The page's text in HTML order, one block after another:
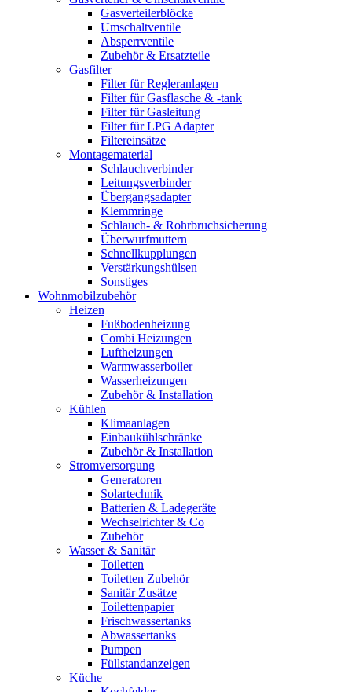
Gasverteilerblöcke
Umschaltventile
Absperrventile
Zubehör & Ersatzteile
Gasfilter
Filter für Regleranlagen
Filter für Gasflasche & -tank
Filter für Gasleitung
Filter für LPG Adapter
Filtereinsätze
Montagematerial
Schlauchverbinder
Leitungsverbinder
Übergangsadapter
Klemmringe
Schlauch- & Rohrbruchsicherung
Überwurfmuttern
Schnellkupplungen
Verstärkungshülsen
Sonstiges
Wohnmobilzubehör
Heizen
Fußbodenheizung
Combi Heizungen
Luftheizungen
Warmwasserboiler
Wasserheizungen
Zubehör & Installation
Kühlen
Klimaanlagen
Einbaukühlschränke
Zubehör & Installation
Stromversorgung
Generatoren
Solartechnik
Batterien & Ladegeräte
Wechselrichter & Co
Zubehör
Wasser & Sanitär
Toiletten
Toiletten Zubehör
Sanitär Zusätze
Toilettenpapier
Frischwassertanks
Abwassertanks
Pumpen
Füllstandanzeigen
Küche